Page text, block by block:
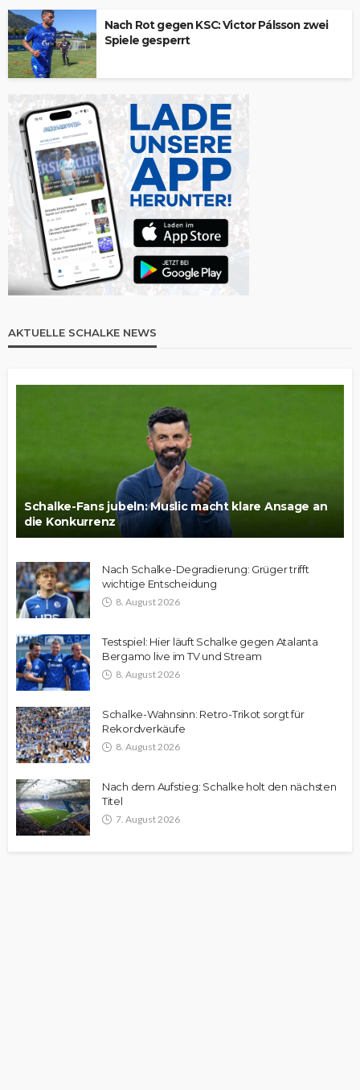
Nach Rot gegen KSC: Victor Pálsson zwei
Spiele gesperrt
AKTUELLE SCHALKE NEWS
Schalke-Fans jubeln: Muslic macht klare Ansage an
die Konkurrenz
Nach Schalke-Degradierung: Grüger trifft
wichtige Entscheidung
8. August 2026
Testspiel: Hier läuft Schalke gegen Atalanta
Bergamo live im TV und Stream
8. August 2026
Schalke-Wahnsinn: Retro-Trikot sorgt für
Rekordverkäufe
8. August 2026
Nach dem Aufstieg: Schalke holt den nächsten
Titel
7. August 2026